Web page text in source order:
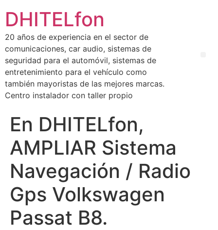
DHITELfon
20 años de experiencia en el sector de
comunicaciones, car audio, sistemas de
seguridad para el automóvil, sistemas de
entretenimiento para el vehículo como
también mayoristas de las mejores marcas.
Centro instalador con taller propio
En DHITELfon,
AMPLIAR Sistema
Navegación / Radio
Gps Volkswagen
Passat B8.